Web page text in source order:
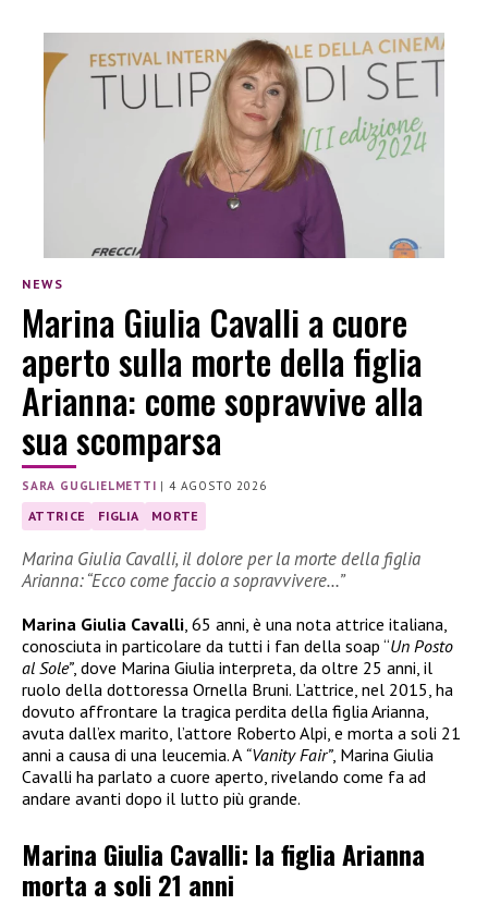
NEWS
Marina Giulia Cavalli a cuore
aperto sulla morte della figlia
Arianna: come sopravvive alla
sua scomparsa
SARA GUGLIELMETTI |4 AGOSTO 2026
ATTRICE FIGLIA MORTE
Marina Giulia Cavalli, il dolore per la morte della figlia
Arianna: “Ecco come faccio a sopravvivere…”
Marina Giulia Cavalli, 65 anni, è una nota attrice italiana,
conosciuta in particolare da tutti i fan della soap “Un Posto
al Sole”, dove Marina Giulia interpreta, da oltre 25 anni, il
ruolo della dottoressa Ornella Bruni. L’attrice, nel 2015, ha
dovuto affrontare la tragica perdita della figlia Arianna,
avuta dall’ex marito, l’attore Roberto Alpi, e morta a soli 21
anni a causa di una leucemia. A “Vanity Fair”, Marina Giulia
Cavalli ha parlato a cuore aperto, rivelando come fa ad
andare avanti dopo il lutto più grande.
Marina Giulia Cavalli: la figlia Arianna
morta a soli 21 anni